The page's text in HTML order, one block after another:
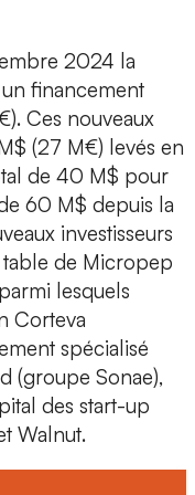
2024 la
financement
Ces nouveaux
(27 M€) levés en
de 40 M$ pour
60 M$ depuis la
investisseurs
de Micropep
lesquels
Corteva
spécialisé
(groupe Sonae),
des start-up
Walnut.